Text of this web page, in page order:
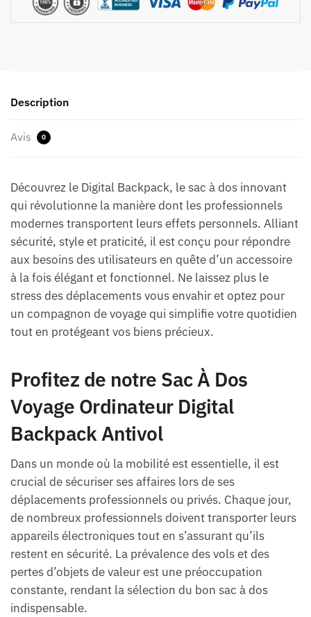
Description
Avis 0
Découvrez le Digital Backpack, le sac à dos innovant
qui révolutionne la manière dont les professionnels
modernes transportent leurs effets personnels. Alliant
sécurité, style et praticité, il est conçu pour répondre
aux besoins des utilisateurs en quête d’un accessoire
à la fois élégant et fonctionnel. Ne laissez plus le
stress des déplacements vous envahir et optez pour
un compagnon de voyage qui simplifie votre quotidien
tout en protégeant vos biens précieux.
Profitez de notre Sac À Dos
Voyage Ordinateur Digital
Backpack Antivol
Dans un monde où la mobilité est essentielle, il est
crucial de sécuriser ses affaires lors de ses
déplacements professionnels ou privés. Chaque jour,
de nombreux professionnels doivent transporter leurs
appareils électroniques tout en s’assurant qu’ils
restent en sécurité. La prévalence des vols et des
pertes d’objets de valeur est une préoccupation
constante, rendant la sélection du bon sac à dos
indispensable.